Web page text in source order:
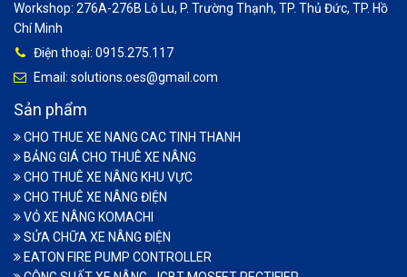
Workshop: 276A-276B Lò Lu, P. Trường Thạnh, TP. Thủ Đức, TP. Hồ
Chí Minh
Điện thoại: 0915.275.117
Email: solutions.oes@gmail.com
Sản phẩm
CHO THUE XE NANG CAC TINH THANH
BẢNG GIÁ CHO THUÊ XE NÂNG
CHO THUÊ XE NÂNG KHU VỰC
CHO THUÊ XE NÂNG ĐIỆN
VỎ XE NÂNG KOMACHI
SỬA CHỮA XE NÂNG ĐIỆN
EATON FIRE PUMP CONTROLLER